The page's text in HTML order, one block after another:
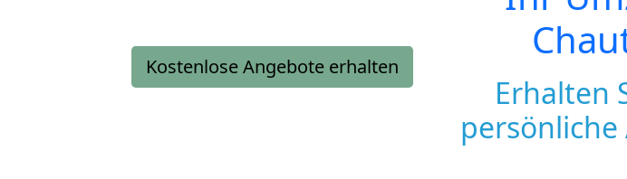
Kostenlose Angebote erhalten
Erhalten